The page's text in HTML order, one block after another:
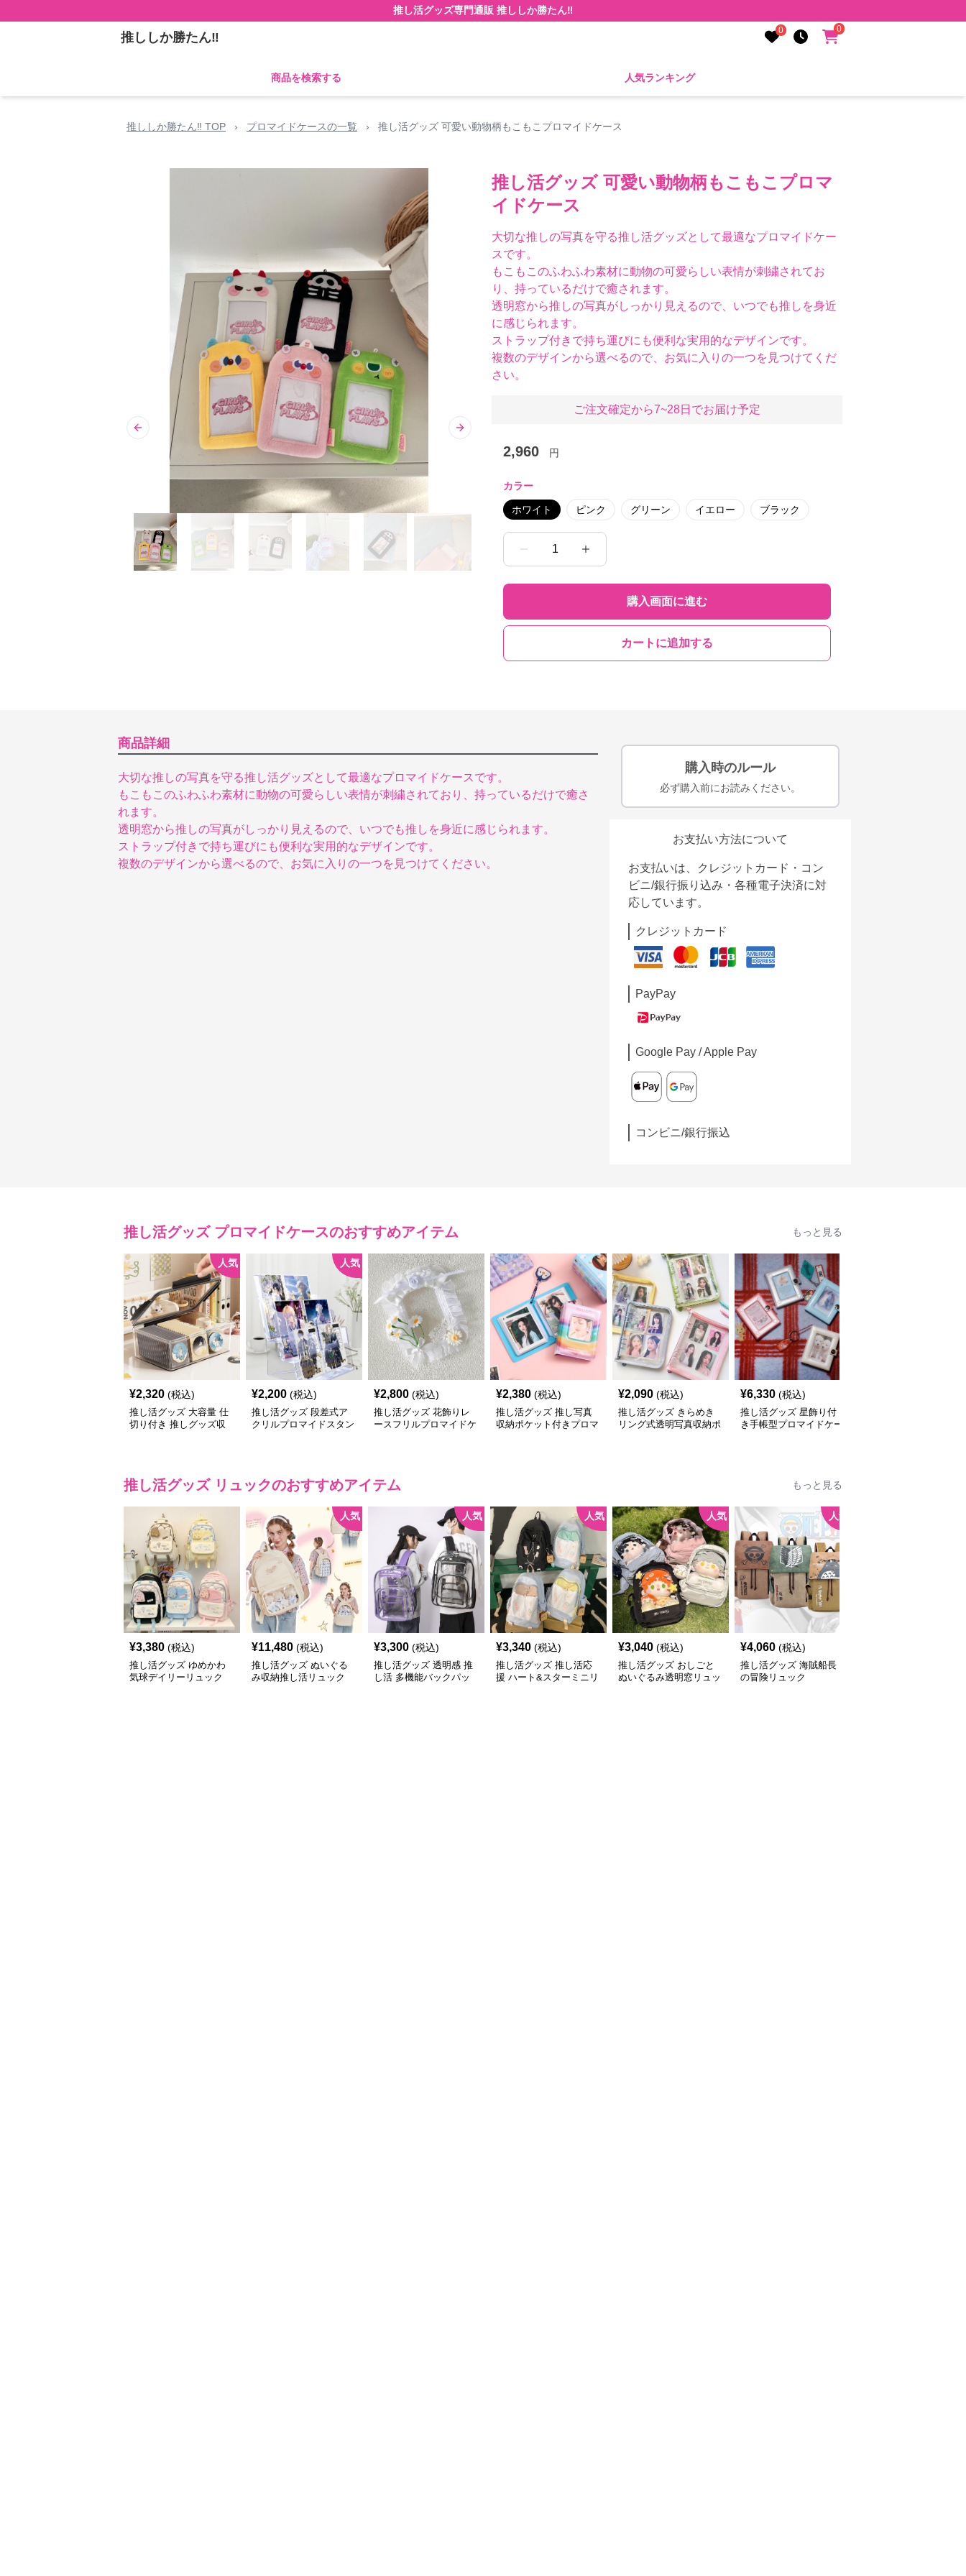
推し活グッズ専門通販 推ししか勝たん‼
推ししか勝たん‼ 0 0
商品を検索する 人気ランキング
推ししか勝たん‼ TOP › プロマイドケースの一覧 › 推し活グッズ 可愛い動物柄もこもこプロマイドケース
Previous slide Next slide
推し活グッズ 可愛い動物柄もこもこプロマ
イドケース
大切な推しの写真を守る推し活グッズとして最適なプロマイドケー
スです。
もこもこのふわふわ素材に動物の可愛らしい表情が刺繍されてお
り、持っているだけで癒されます。
透明窓から推しの写真がしっかり見えるので、いつでも推しを身近
に感じられます。
ストラップ付きで持ち運びにも便利な実用的なデザインです。
複数のデザインから選べるので、お気に入りの一つを見つけてくだ
さい。
ご注文確定から7~28日でお届け予定
2,960 円
カラー
ホワイト ピンク グリーン イエロー ブラック
1
購入画面に進む
カートに追加する
商品詳細
大切な推しの写真を守る推し活グッズとして最適なプロマイドケースです。
もこもこのふわふわ素材に動物の可愛らしい表情が刺繍されており、持っているだけで癒さ
れます。
透明窓から推しの写真がしっかり見えるので、いつでも推しを身近に感じられます。
ストラップ付きで持ち運びにも便利な実用的なデザインです。
複数のデザインから選べるので、お気に入りの一つを見つけてください。
購入時のルール
必ず購入前にお読みください。
お支払い方法について
お支払いは、クレジットカード・コン
ビニ/銀行振り込み・各種電子決済に対
応しています。
クレジットカード
PayPay
Google Pay / Apple Pay
コンビニ/銀行振込
推し活グッズ プロマイドケースのおすすめアイテム もっと見る
人気
¥2,320 (税込)
推し活グッズ 大容量 仕
切り付き 推しグッズ収
人気
¥2,200 (税込)
推し活グッズ 段差式ア
クリルプロマイドスタン
¥2,800 (税込)
推し活グッズ 花飾りレ
ースフリルプロマイドケ
¥2,380 (税込)
推し活グッズ 推し写真
収納ポケット付きプロマ
¥2,090 (税込)
推し活グッズ きらめき
リング式透明写真収納ポ
¥6,330 (税込)
推し活グッズ 星飾り付
き手帳型プロマイドケー
推し活グッズ リュックのおすすめアイテム もっと見る
¥3,380 (税込)
推し活グッズ ゆめかわ
気球デイリーリュック
人気
¥11,480 (税込)
推し活グッズ ぬいぐる
み収納推し活リュック
人気
¥3,300 (税込)
推し活グッズ 透明感 推
し活 多機能バックパッ
人気
¥3,340 (税込)
推し活グッズ 推し活応
援 ハート&スターミニリ
人気
¥3,040 (税込)
推し活グッズ おしごと
ぬいぐるみ透明窓リュッ
人気
¥4,060 (税込)
推し活グッズ 海賊船長
の冒険リュック